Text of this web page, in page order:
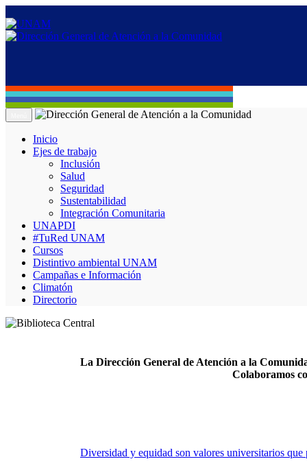
Inicio
Ejes de trabajo
Inclusión
Salud
Seguridad
Sustentabilidad
Integración Comunitaria
UNAPDI
#TuRed UNAM
Cursos
Distintivo ambiental UNAM
Campañas e Información
Climatón
Directorio
La Dirección General de Atención a la
Colaboramos
Diversidad y equidad son valores universitarios que